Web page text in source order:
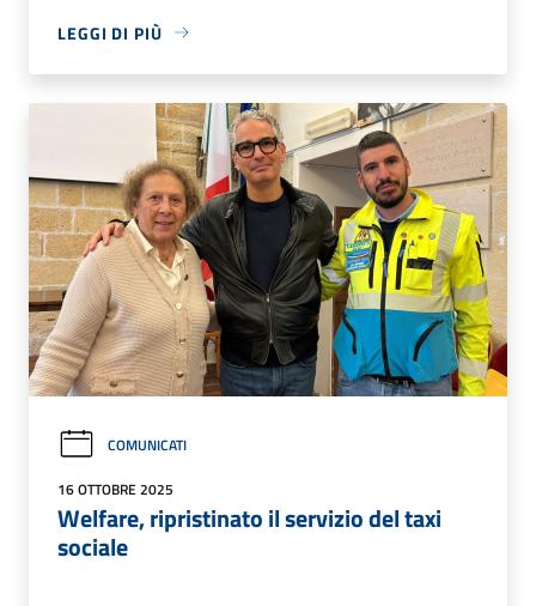
LEGGI DI PIÙ
COMUNICATI
16 OTTOBRE 2025
Welfare, ripristinato il servizio del taxi
sociale